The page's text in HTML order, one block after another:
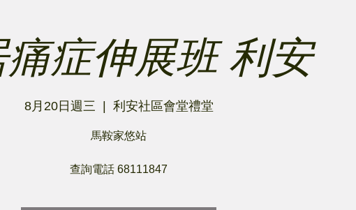
症伸展班 利安
8月20日週三 利安社區會堂禮堂
馬鞍家悠站
查詢電話 68111847